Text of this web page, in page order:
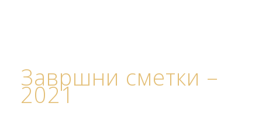
Завршни сметки –
2021